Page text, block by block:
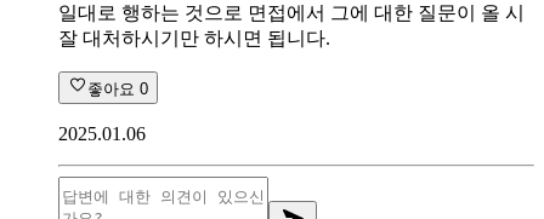
일대로 행하는 것으로 면접에서 그에 대한 질문이 올 시
잘 대처하시기만 하시면 됩니다.
좋아요 0
2025.01.06